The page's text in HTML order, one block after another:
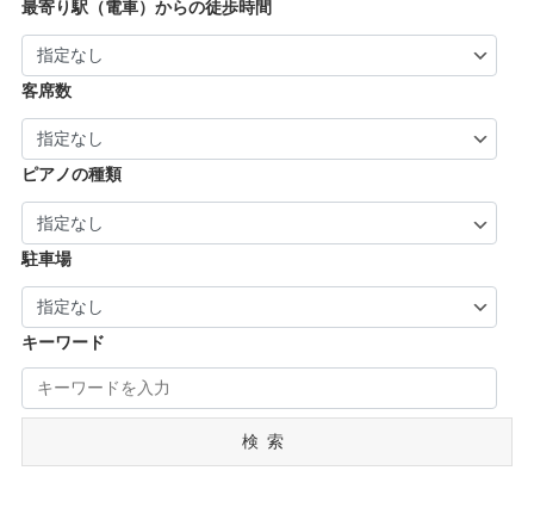
| … 長岡京市・亀岡市・舞鶴市 (4)
| … 御所市・五條市・宇陀市 (3)
最寄り駅（電車）からの徒歩時間
客席数
ピアノの種類
駐車場
キーワード
検索